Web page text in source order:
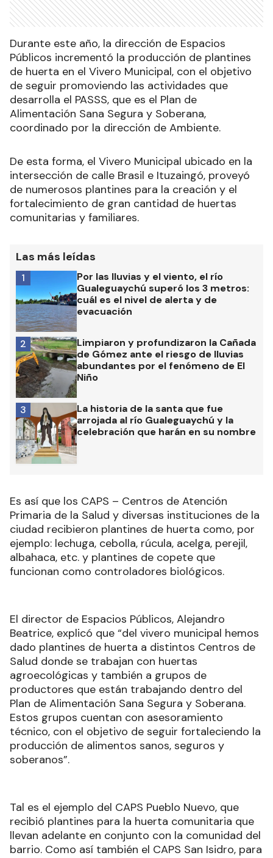
Durante este año, la dirección de Espacios
Públicos incrementó la producción de plantines
de huerta en el Vivero Municipal, con el objetivo
de seguir promoviendo las actividades que
desarrolla el PASSS, que es el Plan de
Alimentación Sana Segura y Soberana,
coordinado por la dirección de Ambiente.
De esta forma, el Vivero Municipal ubicado en la
intersección de calle Brasil e Ituzaingó, proveyó
de numerosos plantines para la creación y el
fortalecimiento de gran cantidad de huertas
comunitarias y familiares.
Las más leídas
Por las lluvias y el viento, el río
Gualeguaychú superó los 3 metros:
cuál es el nivel de alerta y de
evacuación
1
Limpiaron y profundizaron la Cañada
de Gómez ante el riesgo de lluvias
abundantes por el fenómeno de El
Niño
2
La historia de la santa que fue
arrojada al río Gualeguaychú y la
celebración que harán en su nombre
3
Es así que los CAPS – Centros de Atención
Primaria de la Salud y diversas instituciones de la
ciudad recibieron plantines de huerta como, por
ejemplo: lechuga, cebolla, rúcula, acelga, perejil,
albahaca, etc. y plantines de copete que
funcionan como controladores biológicos.
El director de Espacios Públicos, Alejandro
Beatrice, explicó que “del vivero municipal hemos
dado plantines de huerta a distintos Centros de
Salud donde se trabajan con huertas
agroecológicas y también a grupos de
productores que están trabajando dentro del
Plan de Alimentación Sana Segura y Soberana.
Estos grupos cuentan con asesoramiento
técnico, con el objetivo de seguir fortaleciendo la
producción de alimentos sanos, seguros y
soberanos”.
Tal es el ejemplo del CAPS Pueblo Nuevo, que
recibió plantines para la huerta comunitaria que
llevan adelante en conjunto con la comunidad del
barrio. Como así también el CAPS San Isidro, para